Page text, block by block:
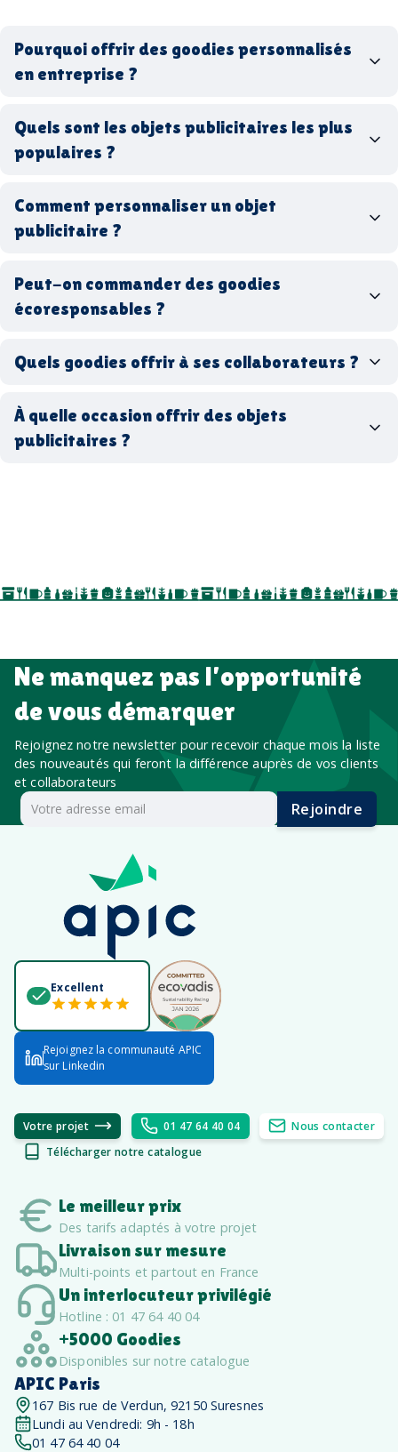
Pourquoi offrir des goodies personnalisés
en entreprise ?
Quels sont les objets publicitaires les plus
populaires ?
stylos personnalisés
tote bags publicitaires
gourdes réutilisables
France Made in Europe goodies hi-tech
Comment personnaliser un objet
publicitaire ?
Peut-on commander des goodies
écoresponsables ?
goodies écologiques
recyclés, fabriqués en France ou en Europe,
biodégradables ou réutilisables
Quels goodies offrir à ses collaborateurs ?
entreprise
goodies utiles au bureau
À quelle occasion offrir des objets
publicitaires ?
salon professionnel
Ne manquez pas l’opportunité
de vous démarquer
Rejoignez notre newsletter pour recevoir chaque mois la liste
des nouveautés qui feront la différence auprès de vos clients
et collaborateurs
Rejoindre
Excellent
Rejoignez la communauté APIC
sur Linkedin
Votre projet 01 47 64 40 04
Nous contacter
Télécharger notre catalogue
Le meilleur prix
Des tarifs adaptés à votre projet
Livraison sur mesure
Multi-points et partout en France
Un interlocuteur privilégié
Hotline : 01 47 64 40 04
+5000 Goodies
Disponibles sur notre catalogue
APIC Paris
167 Bis rue de Verdun, 92150 Suresnes
Lundi au Vendredi: 9h - 18h
01 47 64 40 04